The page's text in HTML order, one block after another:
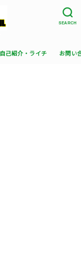
SEARCH
自己紹介・ライチ お問い